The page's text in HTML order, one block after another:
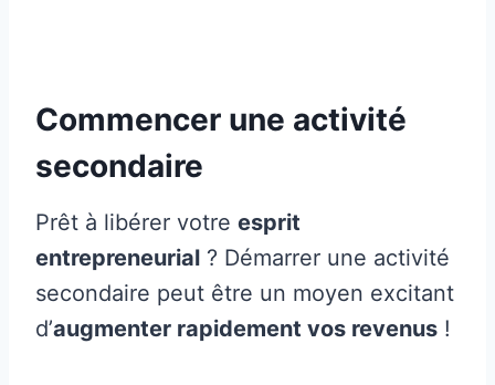
Commencer une activité
secondaire
Prêt à libérer votre esprit
entrepreneurial ? Démarrer une activité
secondaire peut être un moyen excitant
d’augmenter rapidement vos revenus !